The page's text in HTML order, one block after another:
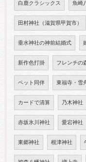
白鹿クラシックス 魚崎
田村神社（滋賀県甲賀市）
垂水神社の神前結婚式
新作色打掛 フレンチの
ペット同伴 東福寺・雪
カードで清算 乃木神社
赤坂氷川神社 愛宕神社
東郷神社 根津神社